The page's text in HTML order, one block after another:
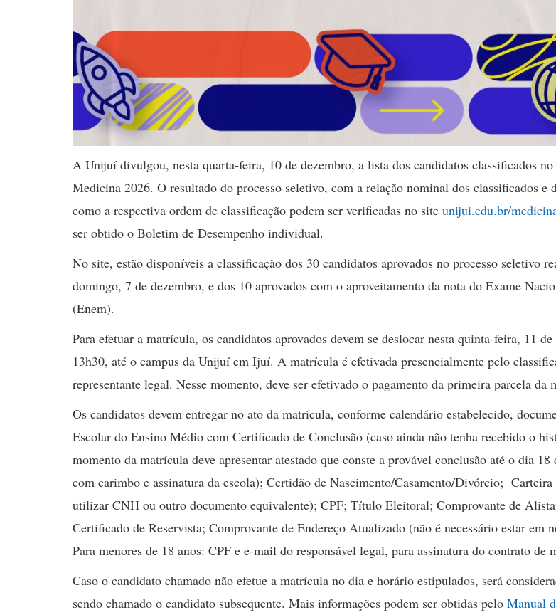
A Unijuí divulgou, nesta quarta-feira, 10 de dezembro, a lista dos candidatos classificados
Medicina 2026. O resultado do processo seletivo, com a relação nominal dos classificados e
como a respectiva ordem de classificação podem ser verificadas no site unijui.edu.br/
ser obtido o Boletim de Desempenho individual.
No site, estão disponíveis a classificação dos 30 candidatos aprovados no processo seletivo
domingo, 7 de dezembro, e dos 10 aprovados com o aproveitamento da nota do Exame
(Enem).
Para efetuar a matrícula, os candidatos aprovados devem se deslocar nesta quinta-feira, 11
13h30, até o campus da Unijuí em Ijuí. A matrícula é efetivada presencialmente pelo
representante legal. Nesse momento, deve ser efetivado o pagamento da primeira parcela da
Os candidatos devem entregar no ato da matrícula, conforme calendário estabelecido,
Escolar do Ensino Médio com Certificado de Conclusão (caso ainda não tenha recebido o
momento da matrícula deve apresentar atestado que conste a provável conclusão até o dia
com carimbo e assinatura da escola); Certidão de Nascimento/Casamento/Divórcio;
utilizar CNH ou outro documento equivalente); CPF; Título Eleitoral; Comprovante de
Certificado de Reservista; Comprovante de Endereço Atualizado (não é necessário estar em
Para menores de 18 anos: CPF e e-mail do responsável legal, para assinatura do contrato de
Caso o candidato chamado não efetue a matrícula no dia e horário estipulados, será
sendo chamado o candidato subsequente. Mais informações podem ser obtidas pelo Manual